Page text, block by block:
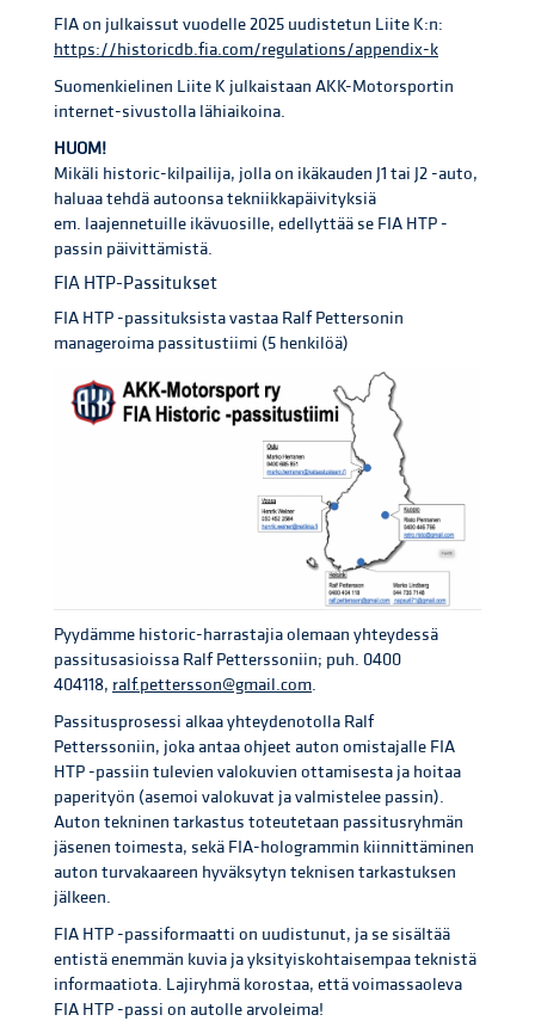
FIA on julkaissut vuodelle 2025 uudistetun Liite K:n:
https://historicdb.fia.com/regulations/appendix-k
Suomenkielinen Liite K julkaistaan AKK-Motorsportin
internet-sivustolla lähiaikoina.
HUOM!
Mikäli historic-kilpailija, jolla on ikäkauden J1 tai J2 -auto,
haluaa tehdä autoonsa tekniikkapäivityksiä
em. laajennetuille ikävuosille, edellyttää se FIA HTP -
passin päivittämistä.
FIA HTP-Passitukset
FIA HTP -passituksista vastaa Ralf Pettersonin
manageroima passitustiimi (5 henkilöä)
Pyydämme historic-harrastajia olemaan yhteydessä
passitusasioissa Ralf Petterssoniin; puh. 0400
404118, ralf.pettersson@gmail.com.
Passitusprosessi alkaa yhteydenotolla Ralf
Petterssoniin, joka antaa ohjeet auton omistajalle FIA
HTP -passiin tulevien valokuvien ottamisesta ja hoitaa
paperityön (asemoi valokuvat ja valmistelee passin).
Auton tekninen tarkastus toteutetaan passitusryhmän
jäsenen toimesta, sekä FIA-hologrammin kiinnittäminen
auton turvakaareen hyväksytyn teknisen tarkastuksen
jälkeen.
FIA HTP -passiformaatti on uudistunut, ja se sisältää
entistä enemmän kuvia ja yksityiskohtaisempaa teknistä
informaatiota. Lajiryhmä korostaa, että voimassaoleva
FIA HTP -passi on autolle arvoleima!